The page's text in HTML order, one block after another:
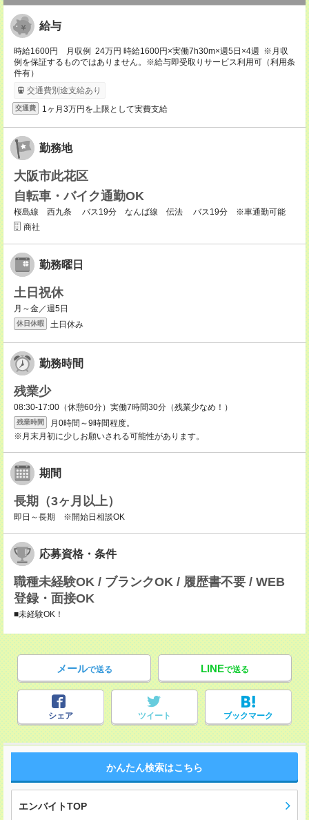
給与
時給1600円 月収例 24万円 時給1600円×実働7h30m×週5日×4週 ※月収
例を保証するものではありません。※給与即受取りサービス利用可（利用条
件有）
交通費別途支給あり
交通費 1ヶ月3万円を上限として実費支給
勤務地
大阪市此花区
自転車・バイク通勤OK
桜島線 西九条 バス19分 なんば線 伝法 バス19分 ※車通勤可能
商社
勤務曜日
土日祝休
月～金／週5日
休日休暇 土日休み
勤務時間
残業少
08:30-17:00（休憩60分）実働7時間30分（残業少なめ！）
残業時間
月0時間～9時間程度。
※月末月初に少しお願いされる可能性があります。
期間
長期（3ヶ月以上）
即日～長期 ※開始日相談OK
応募資格・条件
職種未経験OK / ブランクOK / 履歴書不要 / WEB
登録・面接OK
■未経験OK！
メールで送る LINEで送る
シェア ツイート ブックマーク
かんたん検索はこちら
エンバイトTOP